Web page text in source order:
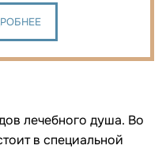
лечебного душа. Во
в специальной